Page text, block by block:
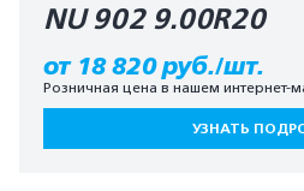
NU 902 9.00R20
от 18 820 руб./шт.
Розничная цена в нашем интернет-
УЗНАТЬ